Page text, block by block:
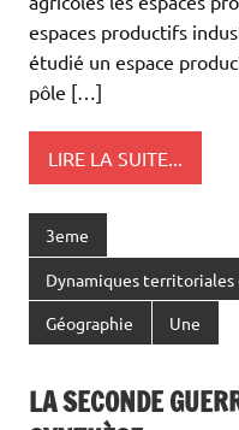
espaces productifs
étudié un espace
pôle […]
LIRE LA SUITE...
3eme
Dynamiques territoriales
Géographie Une
LA SECONDE